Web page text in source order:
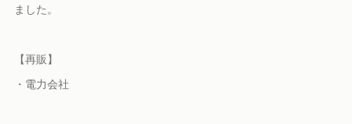
ました。
【再販】
・電力会社